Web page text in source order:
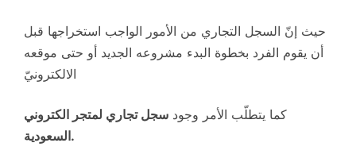
حيث إنّ السجل التجاري من الأمور الواجب استخراجها قبل
أن يقوم الفرد بخطوة البدء مشروعه الجديد أو حتى موقعه
الالكترونيّ
كما يتطلّب الأمر وجود سجل تجاري لمتجر الكتروني
السعودية.